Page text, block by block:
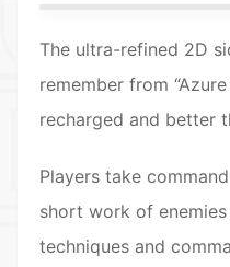
The ultra-refined 2D
remember from
recharged and better
Players take
short work of
techniques and